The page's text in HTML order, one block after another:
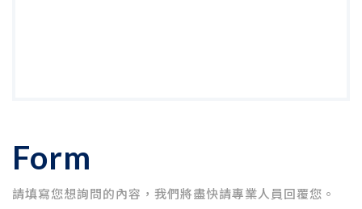
Form
請填寫您想詢問的內容，我們將盡快請專業人員回覆您。